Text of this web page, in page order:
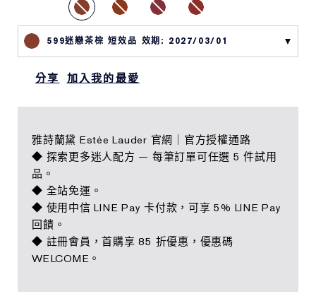
599迷戀茶棕 短效品 效期: 2027/03/01
分享 加入我的最愛
雅詩蘭黛 Estée Lauder 官網｜官方授權通路
◆ 探索更多迷人配方 — 每筆訂單可任選 5 件試用
品。
◆ 全站免運。
◆ 使用中信 LINE Pay 卡付款，可享 5% LINE Pay
回饋。
◆ 註冊會員，首購享 85 折優惠，優惠碼
WELCOME。